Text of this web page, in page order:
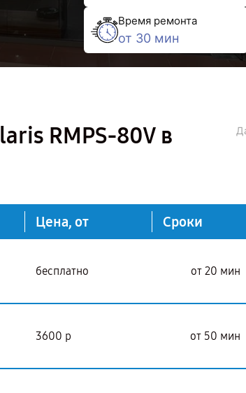
Время ремонта
от 30 мин
RMPS-80V в
Цена, от Сроки
бесплатно от 20 мин
3600 р от 50 мин